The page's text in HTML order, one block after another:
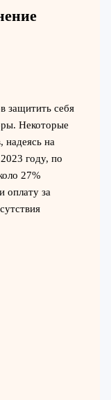
защитить себя
Некоторые
надеясь на
году, по
27%
оплату за